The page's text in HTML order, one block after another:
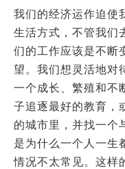
我们的经济运作迫使
生活方式，不管我们
们的工作应该是不断
望。我们想灵活地对
一个成长、繁殖和不
子追逐最好的教育，
的城市里，并找一个
是为什么一个人一生
情况不太常见。这样